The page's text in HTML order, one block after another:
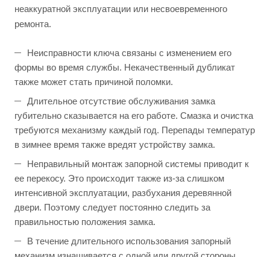
неаккуратной эксплуатации или несвоевременного
ремонта.
Неисправности ключа связаны с изменением его
формы во время службы. Некачественный дубликат
также может стать причиной поломки.
Длительное отсутствие обслуживания замка
губительно сказывается на его работе. Смазка и очистка
требуются механизму каждый год. Перепады температур
в зимнее время также вредят устройству замка.
Неправильный монтаж запорной системы приводит к
ее перекосу. Это происходит также из-за слишком
интенсивной эксплуатации, разбухания деревянной
двери. Поэтому следует постоянно следить за
правильностью положения замка.
В течение длительного использования запорный